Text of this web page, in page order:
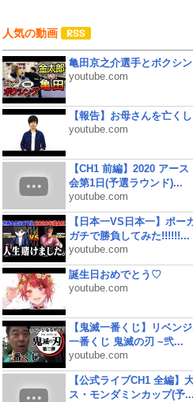
人気の動画
亀田京之介選手とボクシ
youtube.com
【報告】お母さんを亡くし
youtube.com
【CH1 前編】2020 アー
会第1日(予選ラウンド)...
youtube.com
【日本一VS日本一】ポー
ガチで勝負してみた!!!!!!...
youtube.com
誕生日おめでとう♡
youtube.com
【鬼滅一番くじ】リベン
一番くじ 鬼滅の刃 ~弐...
youtube.com
【公式ライブCH1 全編】
ス・モンダミンカップ(予...